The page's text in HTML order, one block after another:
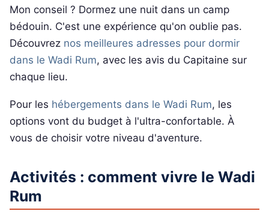
Mon conseil ? Dormez une nuit dans un camp
bédouin. C'est une expérience qu'on oublie pas.
Découvrez nos meilleures adresses pour dormir
dans le Wadi Rum, avec les avis du Capitaine sur
chaque lieu.
Pour les hébergements dans le Wadi Rum, les
options vont du budget à l'ultra-confortable. À
vous de choisir votre niveau d'aventure.
Activités : comment vivre le Wadi
Rum